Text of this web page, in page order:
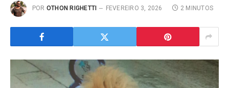
POR OTHON RIGHETTI FEVEREIRO 3, 2026 2 MINUTOS